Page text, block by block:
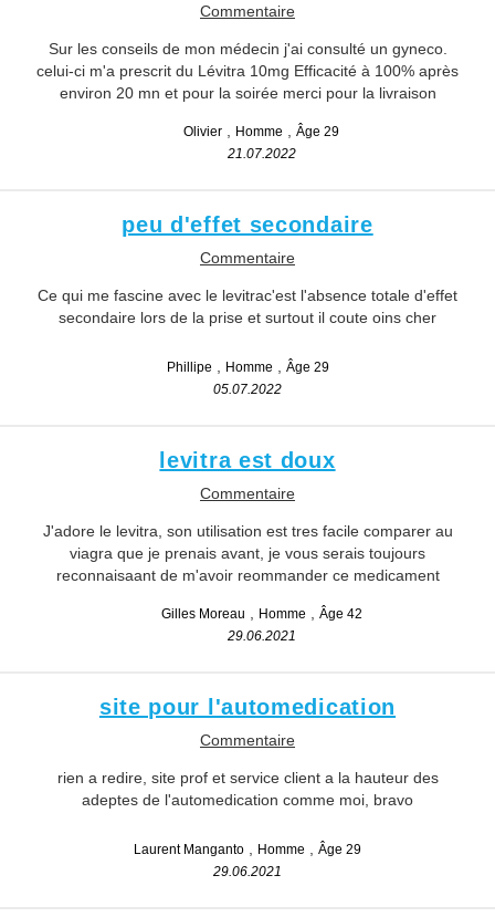
Commentaire
Sur les conseils de mon médecin j'ai consulté un gyneco.
celui-ci m'a prescrit du Lévitra 10mg Efficacité à 100% après
environ 20 mn et pour la soirée merci pour la livraison
Olivier Homme
Âge 29
21.07.2022
peu d'effet secondaire
Commentaire
Ce qui me fascine avec le levitrac'est l'absence totale d'effet
secondaire lors de la prise et surtout il coute oins cher
Phillipe Homme
Âge 29
05.07.2022
levitra est doux
Commentaire
J'adore le levitra, son utilisation est tres facile comparer au
viagra que je prenais avant, je vous serais toujours
reconnaisaant de m'avoir reommander ce medicament
Gilles Moreau Homme
Âge 42
29.06.2021
site pour l'automedication
Commentaire
rien a redire, site prof et service client a la hauteur des
adeptes de l'automedication comme moi, bravo
Laurent Manganto Homme
Âge 29
29.06.2021